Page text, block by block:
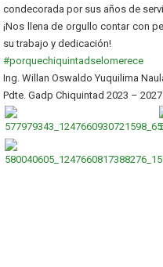
condecorada por sus años de
¡Nos llena de orgullo contar con
su trabajo y dedicación!
#porquechiquintadselomerece
Ing. Willan Oswaldo Yuquilima
Pdte. Gadp Chiquintad 2023 – 2027